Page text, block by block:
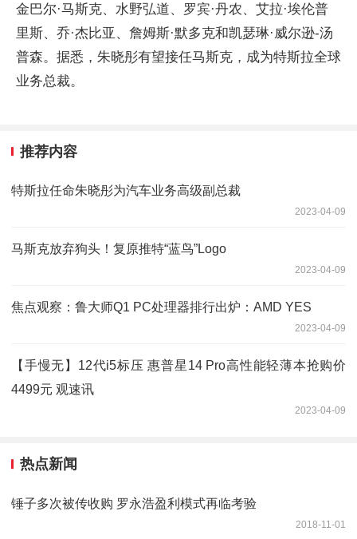
金巴尔·马斯克、水野弘道、罗宾·丹农、艾拉·埃伦普
里斯、乔·杰比亚、詹姆斯·默多克和凯瑟琳·威尔逊-汤
普森。据悉，朱晓彤有望接任马斯克，成为特斯拉全球
业务总裁。
推荐内容
特斯拉任命朱晓彤为汽车业务高级副总裁
2023-04-09
马斯克放弃狗头！复原推特“蓝鸟”Logo
2023-04-09
焦点观察：鲁大师Q1 PC处理器排行出炉：AMD YES
2023-04-09
【手慢无】12代i5标压 惠普星14 Pro高性能轻薄本抢购价
4499元 观速讯
2023-04-09
热点新闻
锤子多次被传收购 罗永浩盈利模式再临考验
2018-11-01